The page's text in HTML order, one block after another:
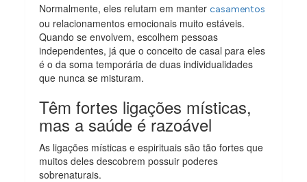
Normalmente, eles relutam em mantercasamentos
ou relacionamentos emocionais muito estáveis.
Quando se envolvem, escolhem pessoas
independentes, já que o conceito de casal para eles
é o da soma temporária de duas individualidades
que nunca se misturam.
Têm fortes ligações místicas,
mas a saúde é razoável
As ligações místicas e espirituais são tão fortes que
muitos deles descobrem possuir poderes
sobrenaturais.